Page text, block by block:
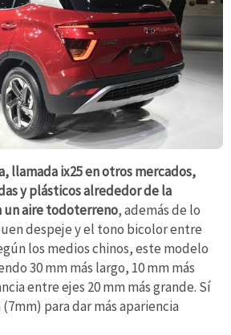
llamada ix25 en otros mercados,
y plásticos alrededor de la
un aire todoterreno, además de lo
despeje y el tono bicolor entre
los medios chinos, este modelo
30 mm más largo, 10 mm más
entre ejes 20 mm más grande. Sí
para dar más apariencia